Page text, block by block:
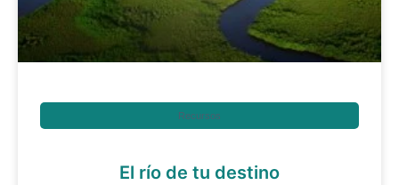
Recursos
El río de tu destino